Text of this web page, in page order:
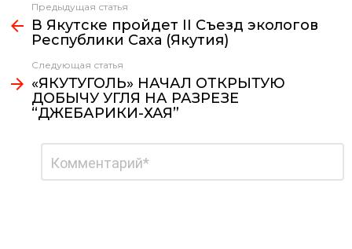
Узнать
больше
Предыдущая статья
В Якутске пройдет II Съезд экологов
Республики Саха (Якутия)
Следующая статья
«ЯКУТУГОЛЬ» НАЧАЛ ОТКРЫТУЮ
ДОБЫЧУ УГЛЯ НА РАЗРЕЗЕ
“ДЖЕБАРИКИ-ХАЯ”
комментарий